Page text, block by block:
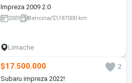
Impreza 2009 2.0
2009 Bencina 187000 km
Limache
$17.500.000
2
Subaru impreza 2022!